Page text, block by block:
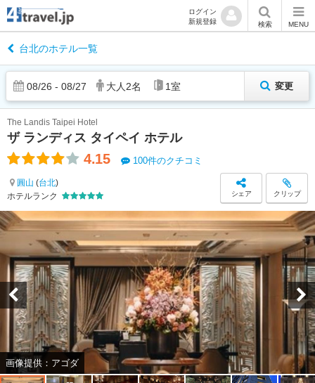
ログイン
新規登録
検索 MENU
台北のホテル一覧
08/26 - 08/27 大人 2名 1室 変更
ザ ランディス タイペイ ホテル
The Landis Taipei Hotel
4.15 100件のクチコミ
圓山 (台北)
ホテルランク
シェア クリップ
画像提供：アゴダ